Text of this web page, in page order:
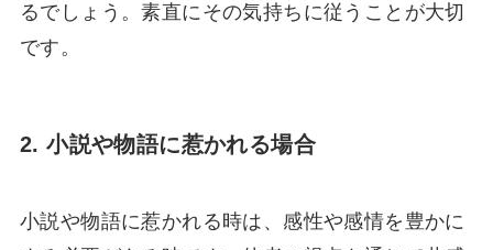
るでしょう。素直にその気持ちに従うことが大切
です。
2. 小説や物語に惹かれる場合
小説や物語に惹かれる時は、感性や感情を豊かに